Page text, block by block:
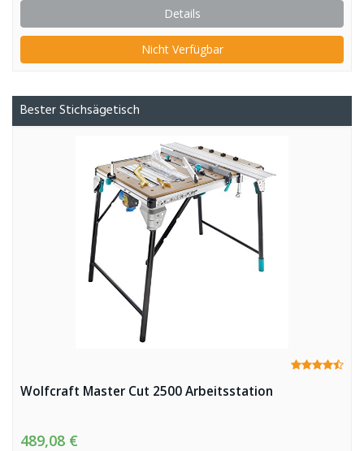
Details
Nicht Verfügbar
Bester Stichsägetisch
Wolfcraft Master Cut 2500 Arbeitsstation
489,08 €